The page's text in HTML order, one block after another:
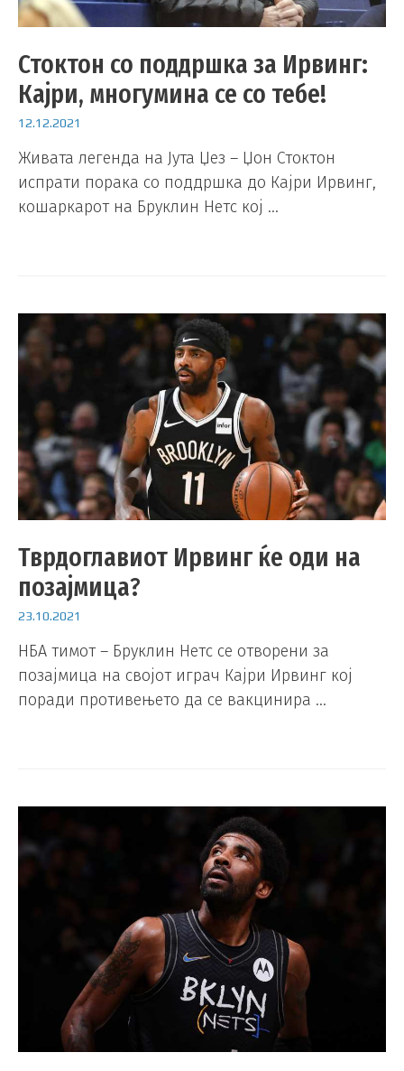
Стоктон со поддршка за Ирвинг:
Кајри, многумина се со тебе!
12.12.2021
Живата легенда на Јута Џез – Џон Стоктон
испрати порака со поддршка до Кајри Ирвинг,
кошаркарот на Бруклин Нетс кој …
Тврдоглавиот Ирвинг ќе оди на
позајмица?
23.10.2021
НБА тимот – Бруклин Нетс се отворени за
позајмица на својот играч Кајри Ирвинг кој
поради противењето да се вакцинира …